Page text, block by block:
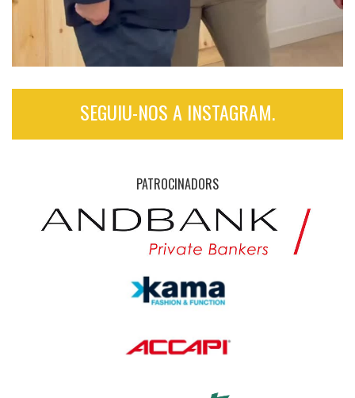
SEGUIU-NOS A INSTAGRAM.
PATROCINADORS